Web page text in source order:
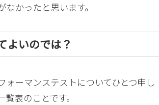
かったと思います。
よいのでは？
ーマンステストについてひとつ申し
表のことです。